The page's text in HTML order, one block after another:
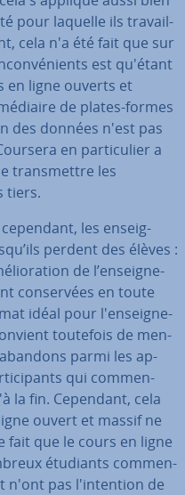
pour laquelle ils tra­vail­
cela n'a été fait que sur
est qu'étant
en ligne ouverts et
de plates-formes
des données n'est pas
en par­ti­cu­lier a
trans­mettre les
tiers.
les en­seig­
perdent des élèves :
de l’en­seig­ne­
con­ser­vées en toute
idéal pour l'en­seig­ne­
toutefois de men­
parmi les ap­
qui com­men­
la fin. Cependant, cela
ouvert et massif ne
fait que le cours en ligne
étudiants com­men­
n'ont pas l'in­ten­tion de